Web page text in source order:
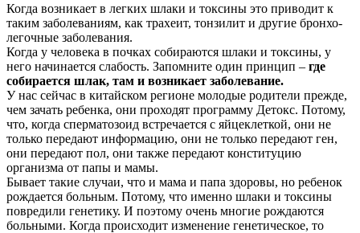
Когда возникает в легких шлаки и токсины это приводит к
таким заболеваниям, как трахеит, тонзилит и другие бронхо-
легочные заболевания.
Когда у человека в почках собираются шлаки и токсины, у
него начинается слабость. Запомните один принцип – где
собирается шлак, там и возникает заболевание.
У нас сейчас в китайском регионе молодые родители прежде,
чем зачать ребенка, они проходят программу Детокс. Потому,
что, когда сперматозоид встречается с яйцеклеткой, они не
только передают информацию, они не только передают ген,
они передают пол, они также передают конституцию
организма от папы и мамы.
Бывает такие случаи, что и мама и папа здоровы, но ребенок
рождается больным. Потому, что именно шлаки и токсины
повредили генетику. И поэтому очень многие рождаются
больными. Когда происходит изменение генетическое, то